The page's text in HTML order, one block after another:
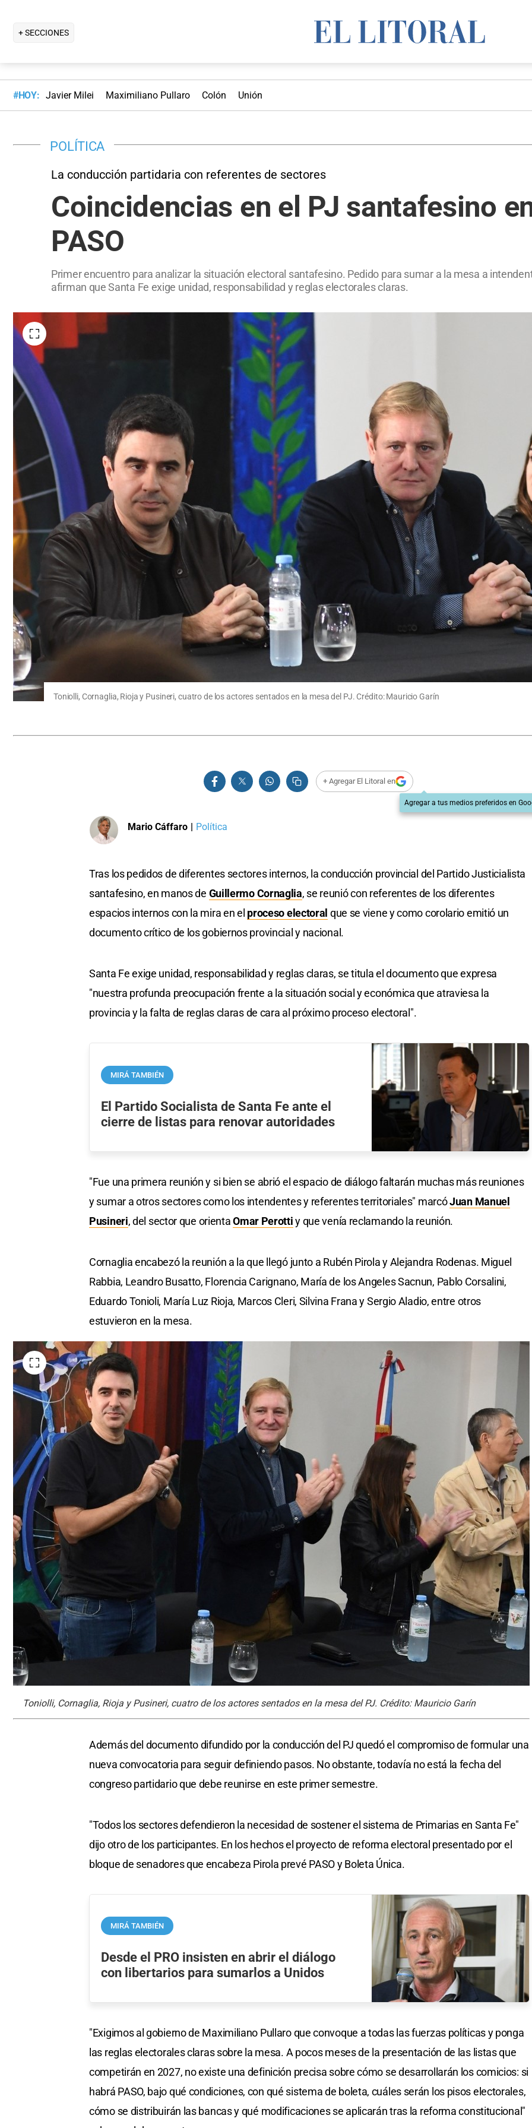
+ SECCIONES
#HOY: Javier Milei Maximiliano Pullaro Colón Unión
POLÍTICA
La conducción partidaria con referentes de sectores
Coincidencias en el PJ santafesino
PASO
Primer encuentro para analizar la situación electoral santafesino. Pedido para sumar a la mesa a
afirman que Santa Fe exige unidad, responsabilidad y reglas electorales claras.
Toniolli, Cornaglia, Rioja y Pusineri, cuatro de los actores sentados en la mesa del PJ. Crédito: Mauricio Garín
+ Agregar El Litoral en
Agregar a tus medios preferidos en
Mario Cáffaro | Política
Tras los pedidos de diferentes sectores internos, la conducción provincial del Partido Justicialista
santafesino, en manos de Guillermo Cornaglia, se reunió con referentes de los diferentes
espacios internos con la mira en el proceso electoral que se viene y como corolario emitió un
documento crítico de los gobiernos provincial y nacional.
Santa Fe exige unidad, responsabilidad y reglas claras, se titula el documento que expresa
"nuestra profunda preocupación frente a la situación social y económica que atraviesa la
provincia y la falta de reglas claras de cara al próximo proceso electoral".
MIRÁ TAMBIÉN
El Partido Socialista de Santa Fe ante el
cierre de listas para renovar autoridades
"Fue una primera reunión y si bien se abrió el espacio de diálogo faltarán muchas más reuniones
y sumar a otros sectores como los intendentes y referentes territoriales" marcóJuan Manuel
Pusineri, del sector que orientaOmar Perottiy que venía reclamando la reunión.
Cornaglia encabezó la reunión a la que llegó junto a Rubén Pirola y Alejandra Rodenas. Miguel
Rabbia, Leandro Busatto, Florencia Carignano, María de los Angeles Sacnun, Pablo Corsalini,
Eduardo Tonioli, María Luz Rioja, Marcos Cleri, Silvina Frana y Sergio Aladio, entre otros
estuvieron en la mesa.
Toniolli, Cornaglia, Rioja y Pusineri, cuatro de los actores sentados en la mesa del PJ. Crédito: Mauricio Garín
Además del documento difundido por la conducción del PJ quedó el compromiso de formular una
nueva convocatoria para seguir definiendo pasos. No obstante, todavía no está la fecha del
congreso partidario que debe reunirse en este primer semestre.
"Todos los sectores defendieron la necesidad de sostener el sistema de Primarias en Santa Fe"
dijo otro de los participantes. En los hechos el proyecto de reforma electoral presentado por el
bloque de senadores que encabeza Pirola prevé PASO y Boleta Única.
MIRÁ TAMBIÉN
Desde el PRO insisten en abrir el diálogo
con libertarios para sumarlos a Unidos
"Exigimos al gobierno de Maximiliano Pullaro que convoque a todas las fuerzas políticas y ponga
las reglas electorales claras sobre la mesa. A pocos meses de la presentación de las listas que
competirán en 2027, no existe una definición precisa sobre cómo se desarrollarán los comicios: si
habrá PASO, bajo qué condiciones, con qué sistema de boleta, cuáles serán los pisos electorales,
cómo se distribuirán las bancas y qué modificaciones se aplicarán tras la reforma constitucional"